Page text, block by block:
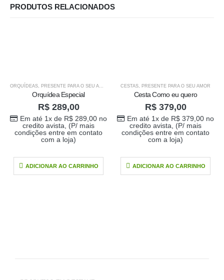
PRODUTOS RELACIONADOS
ORQUÍDEAS, PRESENTE PARA O SEU AMOR VASOS
Orquídea Especial
R$289,00
Em até 1x de R$289,00no
credito avista, (P/ mais
condições entre em contato
com a loja)
ADICIONAR AO CARRINHO
CESTAS, PRESENTE PARA O SEU AMOR
Cesta Como eu quero
R$379,00
Em até 1x de R$379,00no
credito avista, (P/ mais
condições entre em contato
com a loja)
ADICIONAR AO CARRINHO